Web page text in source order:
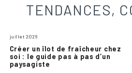
TENDANCES,
juillet 2026
Créer un îlot de fraîcheur chez
soi : le guide pas à pas d’un
paysagiste